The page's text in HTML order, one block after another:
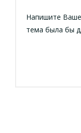
Напишите
тема была бы